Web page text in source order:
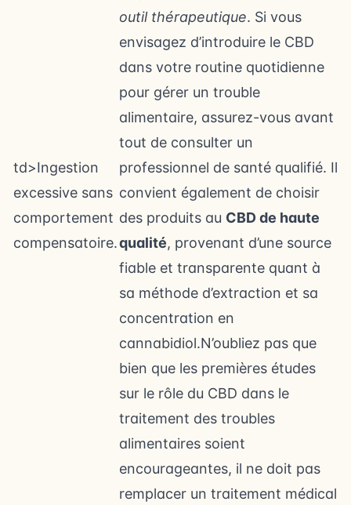
td>Ingestion
excessive sans
comportement
compensatoire.
outil thérapeutique. Si vous
envisagez d’introduire le CBD
dans votre routine quotidienne
pour gérer un trouble
alimentaire, assurez-vous avant
tout de consulter un
professionnel de santé qualifié. Il
convient également de choisir
des produits au CBD de haute
qualité, provenant d’une source
fiable et transparente quant à
sa méthode d’extraction et sa
concentration en
cannabidiol.N’oubliez pas que
bien que les premières études
sur le rôle du CBD dans le
traitement des troubles
alimentaires soient
encourageantes, il ne doit pas
remplacer un traitement médical